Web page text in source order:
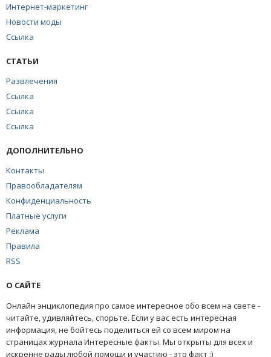
Интернет-маркетинг
Новости моды
Ссылка
СТАТЬИ
Развлечения
Ссылка
Ссылка
Ссылка
ДОПОЛНИТЕЛЬНО
Контакты
Правообладателям
Конфиденциальность
Платные услуги
Реклама
Правила
RSS
О САЙТЕ
Онлайн энциклопедия про самое интересное обо всем на свете -
читайте, удивляйтесь, спорьте. Если у вас есть интересная
информация, не бойтесь поделиться ей со всем миром на
страницах журнала Интересные факты. Мы открыты для всех и
искренне рады любой помощи и участию - это факт :)